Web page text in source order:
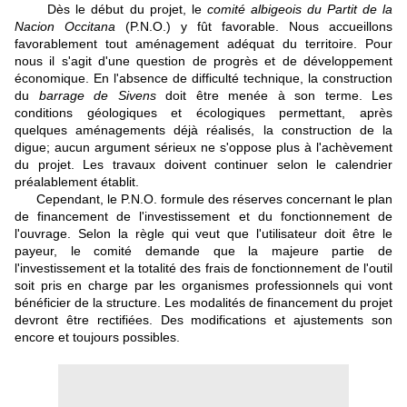
Dès le début du projet, le comité albigeois du Partit de la
Nacion Occitana (P.N.O.) y fût favorable. Nous accueillons
favorablement tout aménagement adéquat du territoire. Pour
nous il s'agit d'une question de progrès et de développement
économique. En l'absence de difficulté technique, la construction
du barrage de Sivensdoit être menée à son terme. Les
conditions géologiques et écologiques permettant, après
quelques aménagements déjà réalisés, la construction de la
digue; aucun argument sérieux ne s'oppose plus à l'achèvement
du projet. Les travaux doivent continuer selon le calendrier
préalablement établit.
Cependant, le P.N.O. formule des réserves concernant le plan
de financement de l'investissement et du fonctionnement de
l'ouvrage. Selon la règle qui veut que l'utilisateur doit être le
payeur, le comité demande que la majeure partie de
l'investissement et la totalité des frais de fonctionnement de l'outil
soit pris en charge par les organismes professionnels qui vont
bénéficier de la structure. Les modalités de financement du projet
devront être rectifiées. Des modifications et ajustements son
encore et toujours possibles.